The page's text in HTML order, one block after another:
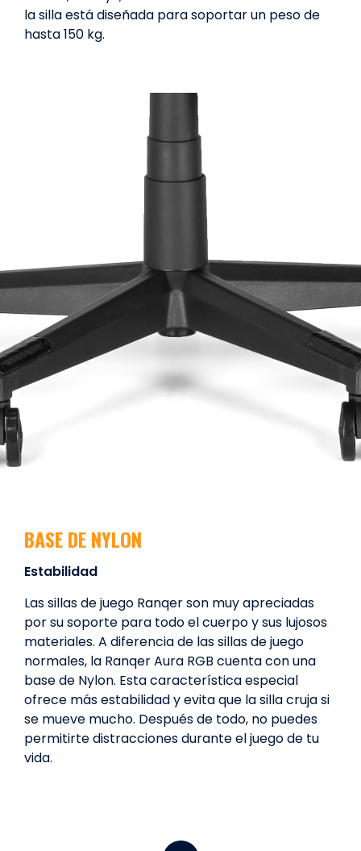
la silla está diseñada para soportar un peso de
hasta 150 kg.
BASE DE NYLON
Estabilidad
Las sillas de juego Ranqer son muy apreciadas
por su soporte para todo el cuerpo y sus lujosos
materiales. A diferencia de las sillas de juego
normales, la Ranqer Aura RGB cuenta con una
base de Nylon. Esta característica especial
ofrece más estabilidad y evita que la silla cruja si
se mueve mucho. Después de todo, no puedes
permitirte distracciones durante el juego de tu
vida.